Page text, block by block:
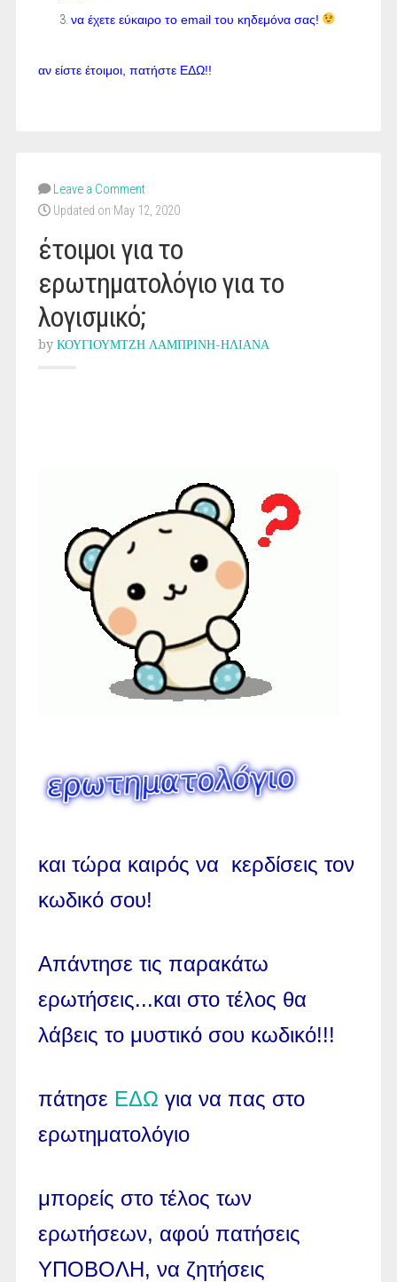
να έχετε εύκαιρο το email του κηδεμόνα σας!
αν είστε έτοιμοι, πατήστε ΕΔΩ!!
Leave a Comment
Updated on May 12, 2020
έτοιμοι για το
ερωτηματολόγιο για το
λογισμικό;
by ΚΟΥΓΙΟΥΜΤΖΗ ΛΑΜΠΡΙΝΗ-ΗΛΙΑΝΑ
και τώρα καιρός να κερδίσεις τον
κωδικό σου!
Απάντησε τις παρακάτω
ερωτήσεις...και στο τέλος θα
λάβεις το μυστικό σου κωδικό!!!
πάτησε ΕΔΩ για να πας στο
ερωτηματολόγιο
μπορείς στο τέλος των
ερωτήσεων, αφού πατήσεις
ΥΠΟΒΟΛΗ, να ζητήσεις